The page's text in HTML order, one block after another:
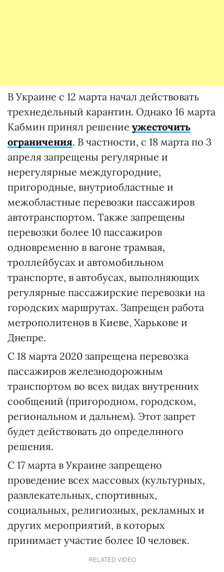
В Украине с 12 марта начал действовать
трехнедельный карантин. Однако 16 марта
Кабмин принял решение ужесточить
ограничения. В частности, с 18 марта по 3
апреля запрещены регулярные и
нерегулярные междугородние,
пригородные, внутриобластные и
межобластные перевозки пассажиров
автотранспортом. Также запрещены
перевозки более 10 пассажиров
одновременно в вагоне трамвая,
троллейбусах и автомобильном
транспорте, в автобусах, выполняющих
регулярные пассажирские перевозки на
городских маршрутах. Запрещен работа
метрополитенов в Киеве, Харькове и
Днепре.
С 18 марта 2020 запрещена перевозка
пассажиров железнодорожным
транспортом во всех видах внутренних
сообщений (пригородном, городском,
региональном и дальнем). Этот запрет
будет действовать до определнного
решения.
С 17 марта в Украине запрещено
проведение всех массовых (культурных,
развлекательных, спортивных,
социальных, религиозных, рекламных и
других мероприятий, в которых
принимает участие более 10 человек.
RELATED VIDEO